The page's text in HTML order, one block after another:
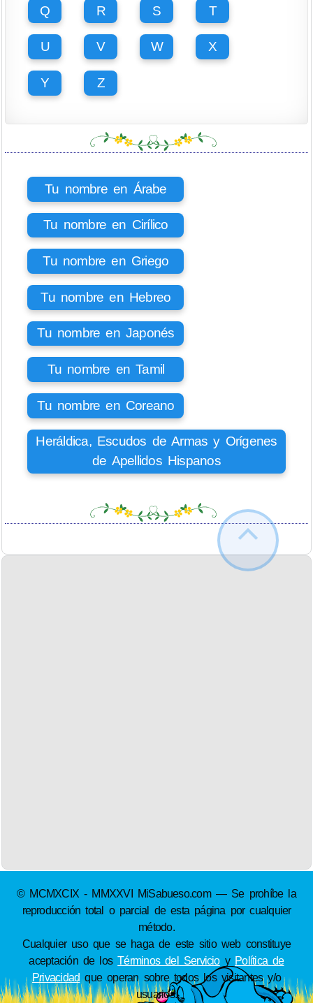
Q R S T
U V W X
Y Z
Tu nombre en Árabe
Tu nombre en Cirílico
Tu nombre en Griego
Tu nombre en Hebreo
Tu nombre en Japonés
Tu nombre en Tamil
Tu nombre en Coreano
Heráldica, Escudos de Armas y Orígenes
de Apellidos Hispanos
© MCMXCIX - MMXXVI MiSabueso.com — Se prohíbe la
reproducción total o parcial de esta página por cualquier
método.
Cualquier uso que se haga de este sitio web constituye
aceptación de losTérminos del Servicioy Política de
Privacidad que operan sobre todos los visitantes y/o
usuarios.